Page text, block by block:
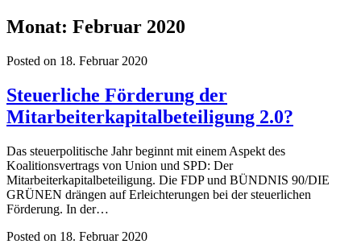
Monat: Februar 2020
Posted on 18. Februar 2020
Steuerliche Förderung der
Mitarbeiterkapitalbeteiligung 2.0?
Das steuerpolitische Jahr beginnt mit einem Aspekt des
Koalitionsvertrags von Union und SPD: Der
Mitarbeiterkapitalbeteiligung. Die FDP und BÜNDNIS 90/DIE
GRÜNEN drängen auf Erleichterungen bei der steuerlichen
Förderung. In der…
Posted on 18. Februar 2020